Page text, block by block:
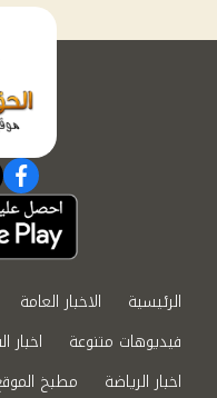
الرئيسية الاخبار العامة
فيديوهات متنوعة
اخبار
اخبار الرياضة
مطبخ